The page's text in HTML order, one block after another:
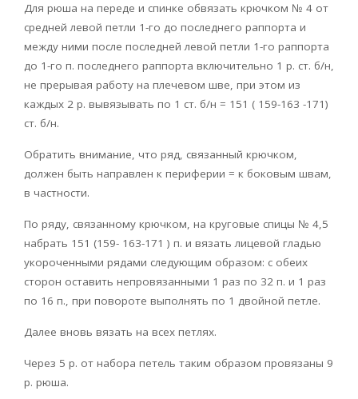
Для рюша на переде и спинке обвязать крючком № 4 от
средней левой петли 1-го до последнего раппорта и
между ними после последней левой петли 1-го раппорта
до 1-го п. последнего раппорта включительно 1 р. ст. б/н,
не прерывая работу на плечевом шве, при этом из
каждых 2 р. вывязывать по 1 ст. б/н = 151 ( 159-163 -171)
ст. б/н.
Обратить внимание, что ряд, связанный крючком,
должен быть направлен к периферии = к боковым швам,
в частности.
По ряду, связанному крючком, на круговые спицы № 4,5
набрать 151 (159- 163-171 ) п. и вязать лицевой гладью
укороченными рядами следующим образом: с обеих
сторон оставить непровязанными 1 раз по 32 п. и 1 раз
по 16 п., при повороте выполнять по 1 двойной петле.
Далее вновь вязать на всех петлях.
Через 5 р. от набора петель таким образом провязаны 9
р. рюша.